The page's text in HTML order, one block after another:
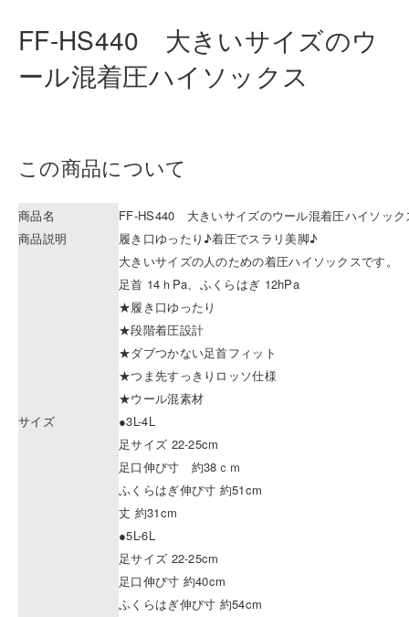
FF-HS440 大きいサイズのウ
ール混着圧ハイソックス
この商品について
商品名
FF-HS440 大きいサイズのウール混着圧ハイソック
商品説明
履き口ゆったり♪着圧でスラリ美脚♪
大きいサイズの人のための着圧ハイソックスです。
足首 14ｈPa、ふくらはぎ 12hPa
★履き口ゆったり
★段階着圧設計
★ダブつかない足首フィット
★つま先すっきりロッソ仕様
★ウール混素材
サイズ
●3L-4L
足サイズ 22-25cm
足口伸び寸 約38ｃｍ
ふくらはぎ伸び寸 約51cm
丈 約31cm
●5L-6L
足サイズ 22-25cm
足口伸び寸 約40cm
ふくらはぎ伸び寸 約54cm